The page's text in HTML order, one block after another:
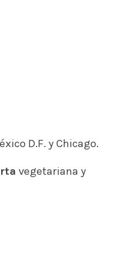
D.F. y Chicago.
vegetariana y